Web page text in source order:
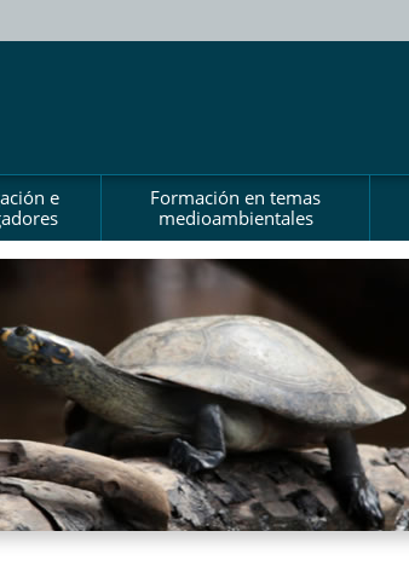
e
Formación en temas
medioambientales